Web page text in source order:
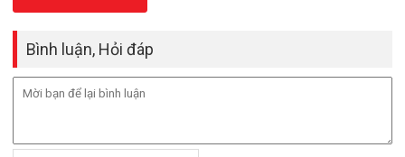
Bình luận, Hỏi đáp